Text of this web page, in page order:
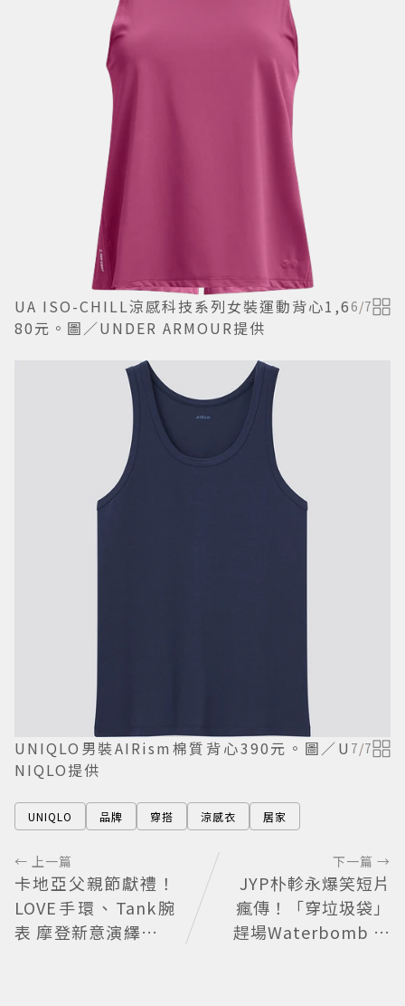
UA ISO-CHILL涼感科技系列女裝運動背心1,6
80元。圖／UNDER ARMOUR提供
6/7
UNIQLO男裝AIRism棉質背心390元。圖／U
NIQLO提供
7/7
UNIQLO 品牌 穿搭 涼感衣 居家
← 上一篇
卡地亞父親節獻禮！
LOVE手環、Tank腕
表 摩登新意演繹永不
下一篇 →
JYP朴軫永爆笑短片
瘋傳！「穿垃圾袋」
趕場Waterbomb 被